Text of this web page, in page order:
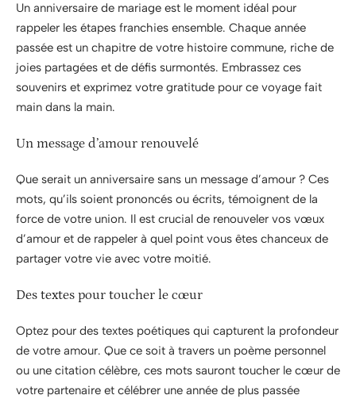
Un anniversaire de mariage est le moment idéal pour
rappeler les étapes franchies ensemble. Chaque année
passée est un chapitre de votre histoire commune, riche de
joies partagées et de défis surmontés. Embrassez ces
souvenirs et exprimez votre gratitude pour ce voyage fait
main dans la main.
Un message d’amour renouvelé
Que serait un anniversaire sans un message d’amour ? Ces
mots, qu’ils soient prononcés ou écrits, témoignent de la
force de votre union. Il est crucial de renouveler vos vœux
d’amour et de rappeler à quel point vous êtes chanceux de
partager votre vie avec votre moitié.
Des textes pour toucher le cœur
Optez pour des textes poétiques qui capturent la profondeur
de votre amour. Que ce soit à travers un poème personnel
ou une citation célèbre, ces mots sauront toucher le cœur de
votre partenaire et célébrer une année de plus passée